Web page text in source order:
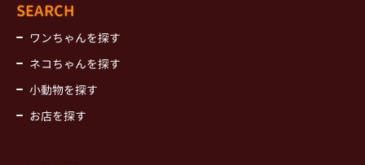
SEARCH
ワンちゃんを探す
ネコちゃんを探す
小動物を探す
お店を探す